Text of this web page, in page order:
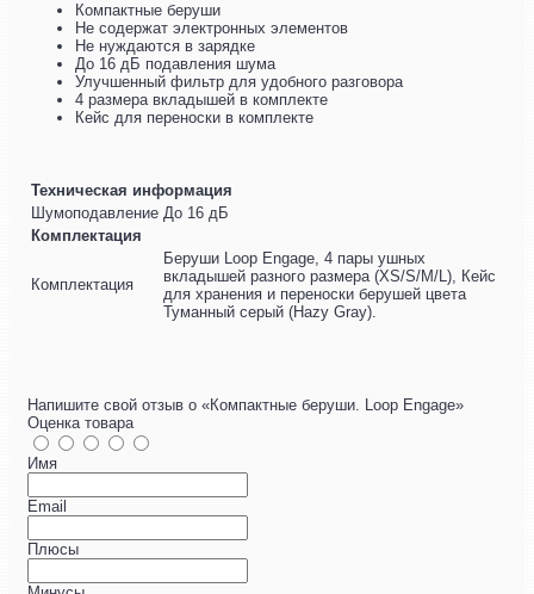
Компактные беруши
Не содержат электронных элементов
Не нуждаются в зарядке
До 16 дБ подавления шума
Улучшенный фильтр для удобного разговора
4 размера вкладышей в комплекте
Кейс для переноски в комплекте
Техническая информация
Шумоподавление До 16 дБ
Комплектация
Комплектация
Беруши Loop Engage, 4 пары ушных
вкладышей разного размера (XS/S/M/L), Кейс
для хранения и переноски берушей цвета
Туманный серый (Hazy Gray).
Напишите свой отзыв о «Компактные беруши. Loop Engage»
Оценка товара
Имя
Email
Плюсы